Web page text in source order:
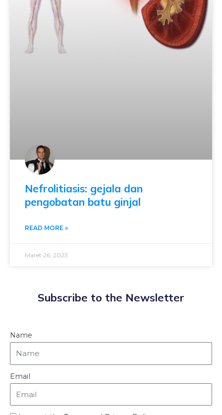
Nefrolitiasis: gejala dan
pengobatan batu ginjal
READ MORE »
Maret 26, 2023
Subscribe to the Newsletter
Name
Email